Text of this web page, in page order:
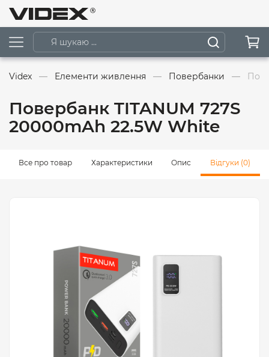
Videx Елементи живлення Повербанки
Повербанк TITANUM 727S
20000mAh 22.5W White
Все про товар Характеристики Опис Відгуки (0)